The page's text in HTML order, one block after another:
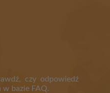
czy odpowiedź
w bazie FAQ.